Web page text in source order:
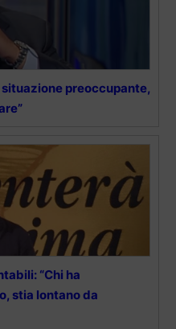
preoccupante,
“Chi ha
stia lontano da